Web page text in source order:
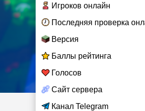
Игроков онлайн
Последняя проверка
Версия
Баллы рейтинга
Голосов
Сайт сервера
Канал Telegram